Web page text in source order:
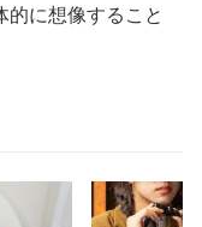
に想像すること